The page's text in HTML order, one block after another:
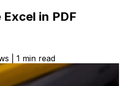
in PDF
1 min read